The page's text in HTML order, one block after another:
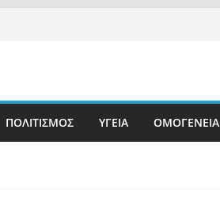
ΠΟΛΙΤΙΣΜΟΣ ΥΓΕΙΑ ΟΜΟΓΕΝΕΙΑ